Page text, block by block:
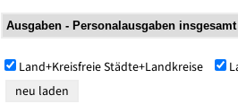
Land+Kreisfreie Städte+Landkreise